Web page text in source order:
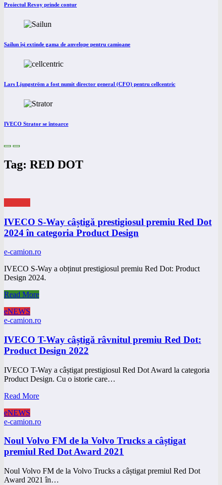
Proiectul Revoy prinde contur
Sailun își extinde gama de anvelope pentru camioane
Lars Ljungström a fost numit director general (CFO) pentru cellcentric
IVECO Strator se întoarce
Tag: RED DOT
IVECO S-Way câștigă prestigiosul premiu Red Dot
2024 în categoria Product Design
e-camion.ro
IVECO S-Way a obținut prestigiosul premiu Red Dot: Product
Design 2024.
Read More
eNEWS
e-camion.ro
IVECO T-Way câștigă râvnitul premiu Red Dot:
Product Design 2022
IVECO T-Way a câștigat prestigiosul Red Dot Award la categoria
Product Design. Cu o istorie care…
Read More
eNEWS
e-camion.ro
Noul Volvo FM de la Volvo Trucks a câștigat
premiul Red Dot Award 2021
Noul Volvo FM de la Volvo Trucks a câștigat premiul Red Dot
Award 2021 în…